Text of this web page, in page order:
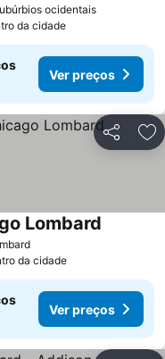
ocidentais
da cidade
Ver preços
Partilhar
Lombard
da cidade
Ver preços